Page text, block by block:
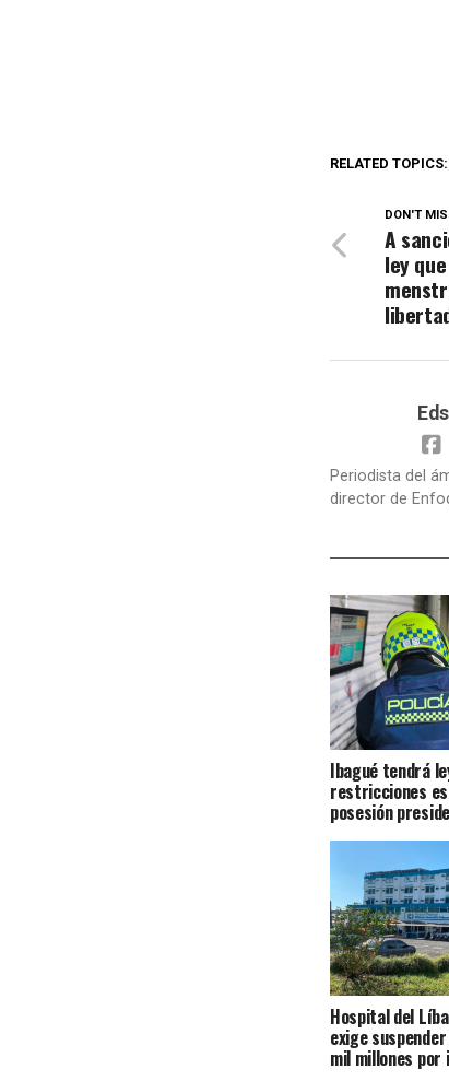
RELATED TOPICS:
DON'T
A
ley
Periodista del
director de
Ibagué tendrá
restricciones
posesión
Hospital del
exige
mil millones